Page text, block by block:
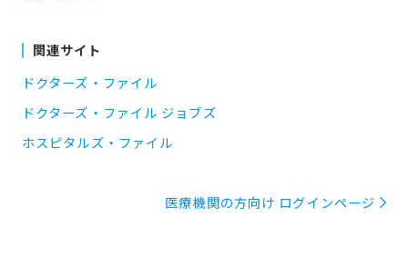
関連サイト
ドクターズ・ファイル
ドクターズ・ファイル ジョブズ
ホスピタルズ・ファイル
医療機関の方向け ログインページ